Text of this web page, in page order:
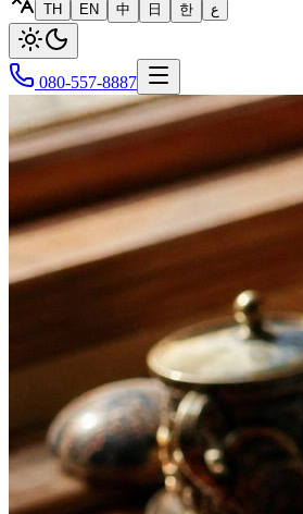
TH
EN 中 日 한 ع
080-557-8887